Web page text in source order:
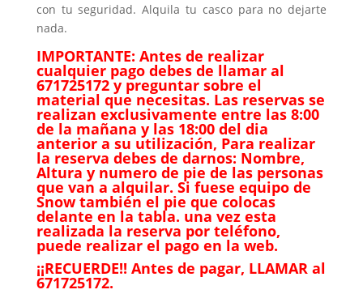
con tu seguridad. Alquila tu casco para no dejarte
nada.
IMPORTANTE: Antes de realizar
cualquier pago debes de llamar al
671725172 y preguntar sobre el
material que necesitas. Las reservas se
realizan exclusivamente entre las 8:00
de la mañana y las 18:00 del dia
anterior a su utilización, Para realizar
la reserva debes de darnos: Nombre,
Altura y numero de pie de las personas
que van a alquilar. Si fuese equipo de
Snow también el pie que colocas
delante en la tabla. una vez esta
realizada la reserva por teléfono,
puede realizar el pago en la web.
¡¡RECUERDE!! Antes de pagar, LLAMAR al
671725172.